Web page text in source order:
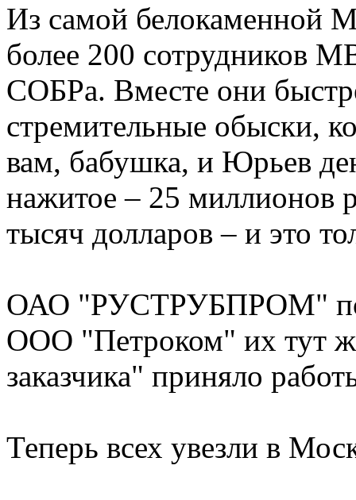
Из самой белокаменной
более 200 сотрудников
СОБРа. Вместе они
стремительные обыски,
вам, бабушка, и Юрьев
нажитое – 25 миллионов
тысяч долларов – и это
ОАО "РУСТРУБПРОМ"
ООО "Петроком" их тут
заказчика" приняло
Теперь всех увезли в